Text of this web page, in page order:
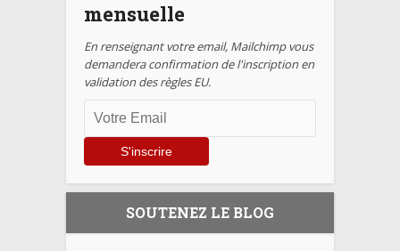
mensuelle
En renseignant votre email, Mailchimp vous
demandera confirmation de l'inscription en
validation des règles EU.
SOUTENEZ LE BLOG